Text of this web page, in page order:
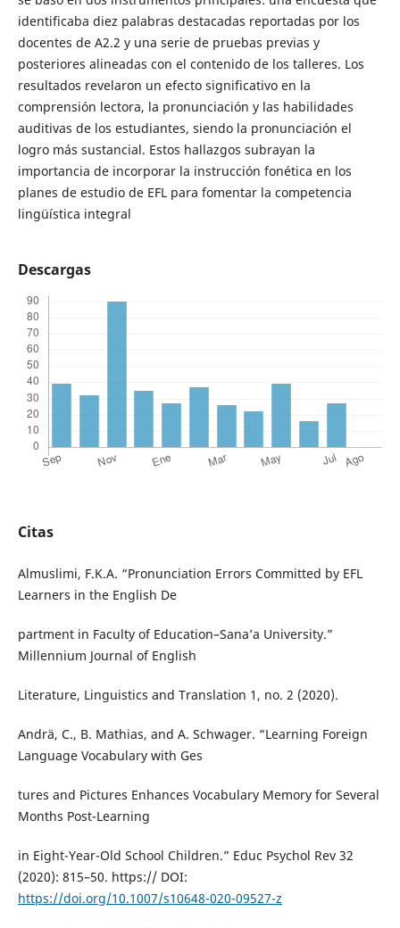
identificaba diez palabras destacadas reportadas por los
docentes de A2.2 y una serie de pruebas previas y
posteriores alineadas con el contenido de los talleres. Los
resultados revelaron un efecto significativo en la
comprensión lectora, la pronunciación y las habilidades
auditivas de los estudiantes, siendo la pronunciación el
logro más sustancial. Estos hallazgos subrayan la
importancia de incorporar la instrucción fonética en los
planes de estudio de EFL para fomentar la competencia
lingüística integral
Descargas
Citas
Almuslimi, F.K.A. “Pronunciation Errors Committed by EFL
Learners in the English De
partment in Faculty of Education–Sana’a University.”
Millennium Journal of English
Literature, Linguistics and Translation 1, no. 2 (2020).
Andrä, C., B. Mathias, and A. Schwager. “Learning Foreign
Language Vocabulary with Ges
tures and Pictures Enhances Vocabulary Memory for Several
Months Post-Learning
in Eight-Year-Old School Children.” Educ Psychol Rev 32
(2020): 815–50. https:// DOI:
https://doi.org/10.1007/s10648-020-09527-z